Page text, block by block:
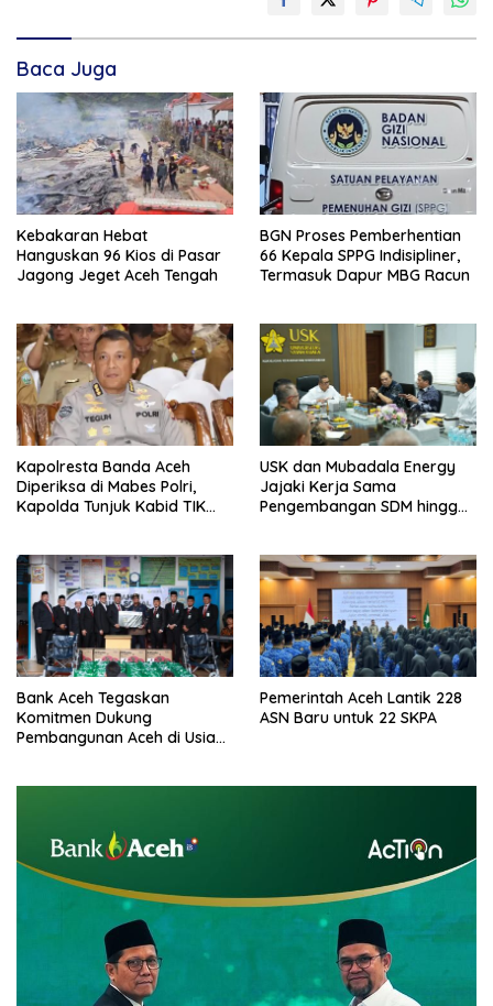
Baca Juga
Kebakaran Hebat
Hanguskan 96 Kios di Pasar
Jagong Jeget Aceh Tengah
BGN Proses Pemberhentian
66 Kepala SPPG Indisipliner,
Termasuk Dapur MBG Racun
Kapolresta Banda Aceh
Diperiksa di Mabes Polri,
Kapolda Tunjuk Kabid TIK
USK dan Mubadala Energy
Jajaki Kerja Sama
Pengembangan SDM hingga
Bank Aceh Tegaskan
Komitmen Dukung
Pembangunan Aceh di Usia
Pemerintah Aceh Lantik 228
ASN Baru untuk 22 SKPA